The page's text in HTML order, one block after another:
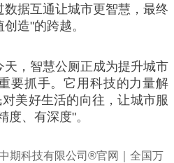
据互通让城市更智慧，最终
造"的跨越。
，智慧公厕正成为提升城市
要抓手。它用科技的力量解
美好生活的向往，让城市服
度、有深度"。